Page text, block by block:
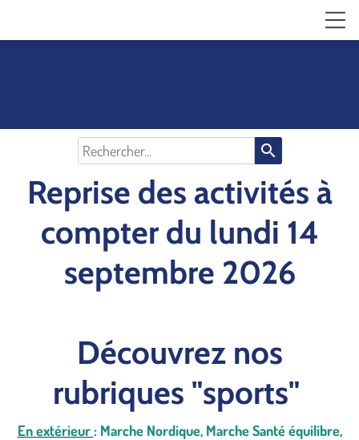
search
Reprise des activités à
compter du lundi 14
septembre 2026
Découvrez nos
rubriques "sports"
En extérieur: Marche Nordique, Marche Santé équilibre,